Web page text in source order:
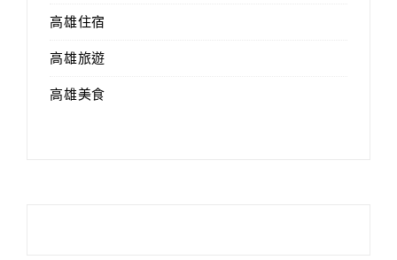
高雄住宿
高雄旅遊
高雄美食